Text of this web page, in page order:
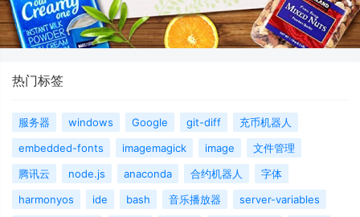
热门标签
服务器 windows Google git-diff
充币机器人
embedded-fonts
imagemagick image
文件管理
腾讯云
node.js anaconda 合约机器人
字体
harmonyos
ide bash 音乐播放器
server-variables